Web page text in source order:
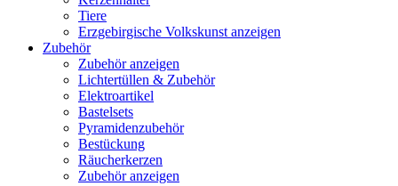
Tiere
Erzgebirgische Volkskunst anzeigen
Zubehör
Zubehör anzeigen
Lichtertüllen & Zubehör
Elektroartikel
Bastelsets
Pyramidenzubehör
Bestückung
Räucherkerzen
Zubehör anzeigen